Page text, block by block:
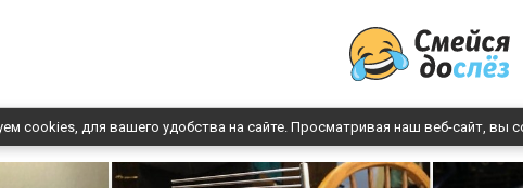
cookies, для вашего удобства на сайте. Просматривая наш веб-сайт, вы